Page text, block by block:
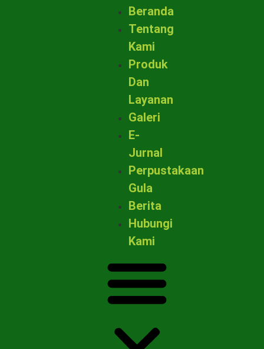
Beranda
Tentang
Kami
Produk
Dan
Layanan
Galeri
E-
Jurnal
Perpustakaan
Gula
Berita
Hubungi
Kami